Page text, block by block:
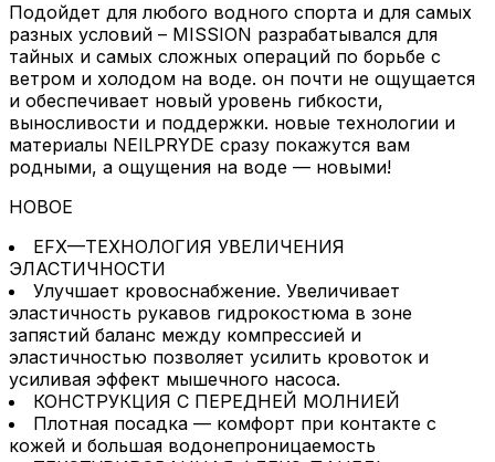
Подойдет для любого водного спорта и для самых
разных условий – MISSION разрабатывался для
тайных и самых сложных операций по борьбе с
ветром и холодом на воде. он почти не ощущается
и обеспечивает новый уровень гибкости,
выносливости и поддержки. новые технологии и
материалы NEILPRYDE сразу покажутся вам
родными, а ощущения на воде — новыми!
НОВОЕ
EFX—ТЕХНОЛОГИЯ УВЕЛИЧЕНИЯ
ЭЛАСТИЧНОСТИ
Улучшает кровоснабжение. Увеличивает
эластичность рукавов гидрокостюма в зоне
запястий баланс между компрессией и
эластичностью позволяет усилить кровоток и
усиливая эффект мышечного насоса.
КОНСТРУКЦИЯ С ПЕРЕДНЕЙ МОЛНИЕЙ
Плотная посадка — комфорт при контакте с
кожей и большая водонепроницаемость